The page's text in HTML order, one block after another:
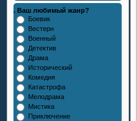
. Ваш любимый жанр?
Боевик
Вестерн
Военный
Детектив
Драма
Исторический
Комедия
Катастрофа
Мелодрама
Мистика
Приключение